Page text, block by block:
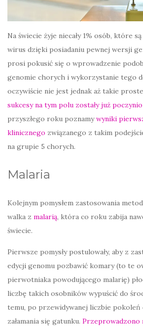
Na świecie żyje niecały 1% osób, które
wirus dzięki posiadaniu pewnej wersji
prosi pokusić się o wprowadzenie
genomie chorych i wykorzystanie tego
oczywiście nie jest jednak aż takie
sukcesy na tym polu zostały już
przyszłego roku poznamywyniki
klinicznego związanego z takim
na grupie 5 chorych.
Malaria
Kolejnym pomysłem zastosowania
walka z malarią, która co roku zabija
świecie.
Pierwsze pomysły postulowały, aby z
edycji genomu pozbawić komary (to te
pierwotniaka powodującego malarię)
liczbę takich osobników wypuścić do
temu, po przewidywanej liczbie pokoleń
załamania się gatunku. Przeprowadzono